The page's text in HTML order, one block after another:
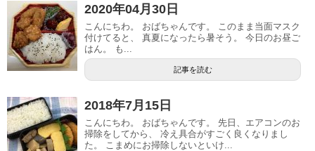
2020年04月30日
こんにちわ。 おばちゃんです。 このまま当面マスク
付けてると、 真夏になったら暑そう。 今日のお昼ご
はん。 も...
記事を読む
2018年7月15日
こんにちわ。 おばちゃんです。 先日、エアコンのお
掃除をしてから、 冷え具合がすごく良くなりまし
た。 こまめにお掃除しないといけ...